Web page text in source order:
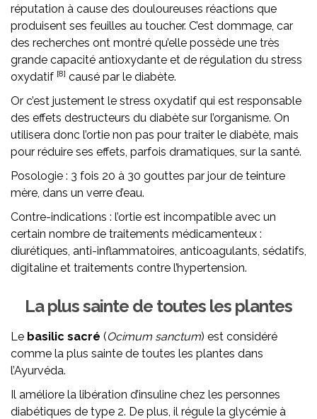
réputation à cause des douloureuses réactions que
produisent ses feuilles au toucher. C’est dommage, car
des recherches ont montré qu’elle possède une très
grande capacité antioxydante et de régulation du stress
oxydatif [8] causé par le diabète.
Or c’est justement le stress oxydatif qui est responsable
des effets destructeurs du diabète sur l’organisme. On
utilisera donc l’ortie non pas pour traiter le diabète, mais
pour réduire ses effets, parfois dramatiques, sur la santé.
Posologie : 3 fois 20 à 30 gouttes par jour de teinture
mère, dans un verre d’eau.
Contre-indications : l’ortie est incompatible avec un
certain nombre de traitements médicamenteux :
diurétiques, anti-inflammatoires, anticoagulants, sédatifs,
digitaline et traitements contre l’hypertension.
La plus sainte de toutes les plantes
Le basilic sacré (Ocimum sanctum) est considéré
comme la plus sainte de toutes les plantes dans
l’Ayurvéda.
Il améliore la libération d’insuline chez les personnes
diabétiques de type 2. De plus, il régule la glycémie à